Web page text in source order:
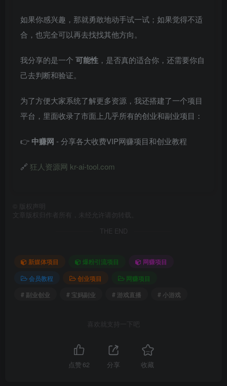
如果你感兴趣，那就勇敢地动手试一试；如果觉得不适
合，也完全可以再去找找其他方向。
我分享的是一个 可能性 ，是否真的适合你，还需要你自
己去判断和验证。
为了方便大家系统了解更多资源，我还搭建了一个项目
平台，里面收录了市面上几乎所有的创业和副业项目：
👉 中赚网 - 分享各大收费VIP网赚项目和创业教程
🔗 狂人资源网 kr-ai-tool.com
版权声明
文章版权归作者所有，未经允许请勿转载。
THE END
新媒体项目 爆粉引流项目
网赚项目
会员教程
创业项目
网赚项目
# 副业创业
# 宝妈副业 # 游戏直播 # 小游戏
喜欢就支持一下吧
点赞 62 分享 收藏